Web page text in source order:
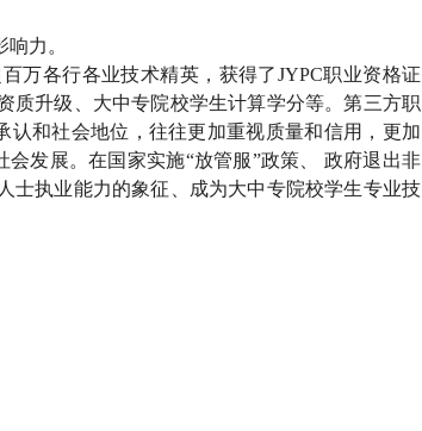
力。
万各行各业技术精英，获得了JYPC职业资格证
质升级、大中专院校学生计算学分等。第三方职
和社会地位，往往更加重视质量和信用，更加
发展。在国家实施“放管服”政策、 政府退出非
士执业能力的象征、成为大中专院校学生专业技